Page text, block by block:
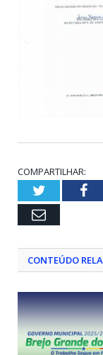
COMPARTILHAR:
Twitter
Email
CONTEÚDO